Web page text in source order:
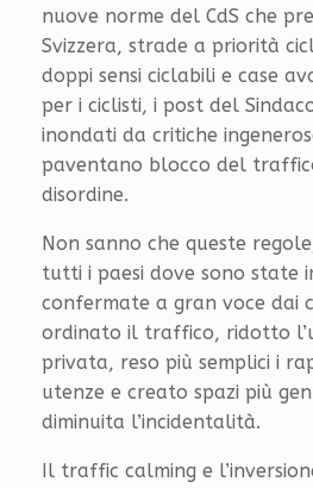
nuove norme del CdS che
Svizzera, strade a priorità
doppi sensi ciclabili e case
per i ciclisti, i post del
inondati da critiche
paventano blocco del
disordine.
Non sanno che queste
tutti i paesi dove sono state
confermate a gran voce dai
ordinato il traffico, ridotto
privata, reso più semplici i
utenze e creato spazi più
diminuita l’incidentalità.
Il traffic calming e